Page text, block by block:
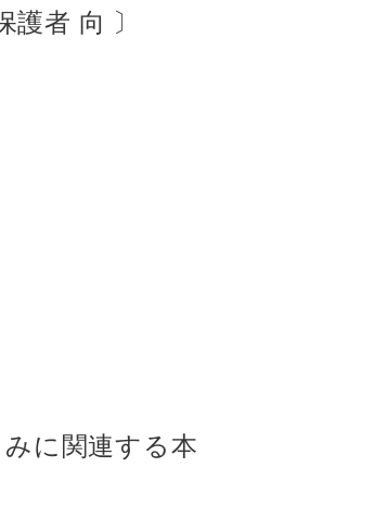
者 向 〕
に関連する本